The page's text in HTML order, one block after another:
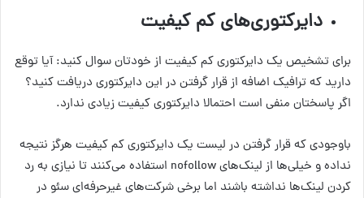
دایرکتوری‌های کم کیفیت
برای تشخیص یک دایرکتوری کم کیفیت از خودتان سوال کنید: آیا توقع
دارید که ترافیک اضافه از قرار گرفتن در این دایرکتوری دریافت کنید؟
اگر پاسختان منفی است احتمالا دایرکتوری کیفیت زیادی ندارد.
باوجودی که قرار گرفتن در لیست یک دایرکتوری کم کیفیت هرگز نتیجه
نداده و خیلی‌ها از لینک‌های nofollow استفاده می‌کنند تا نیازی به رد
کردن لینک‌ها نداشته باشند اما برخی شرکت‌های غیرحرفه‌ای سئو در